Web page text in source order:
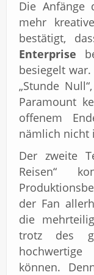
Die Anfänge
mehr
bestätigt,
Enterprise
besiegelt
„Stunde
Paramount
offenem
nämlich nicht
Der zweite
Reisen“
der Fan
die
trotz des
können.